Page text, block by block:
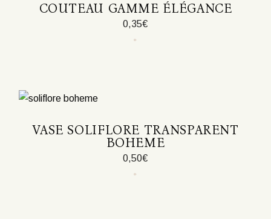
COUTEAU GAMME ÉLÉGANCE
0,35€
VASE SOLIFLORE TRANSPARENT
BOHEME
0,50€